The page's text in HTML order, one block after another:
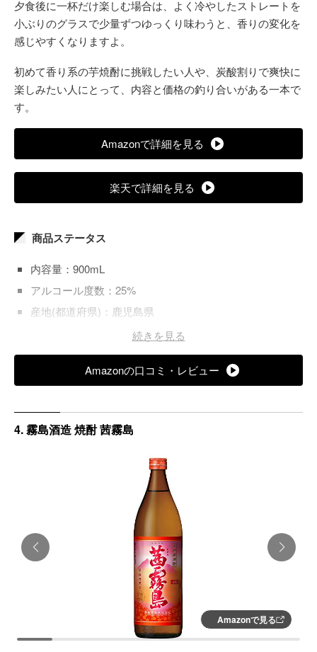
夕食後に一杯だけ楽しむ場合は、よく冷やしたストレートを
小ぶりのグラスで少量ずつゆっくり味わうと、香りの変化を
感じやすくなりますよ。
初めて香り系の芋焼酎に挑戦したい人や、炭酸割りで爽快に
楽しみたい人にとって、内容と価格の釣り合いがある一本で
す。
Amazonで詳細を見る
楽天で詳細を見る
商品ステータス
内容量：900mL
アルコール度数：25%
産地(都道府県)：鹿児島県
おすすめの飲み方：炭酸割り、ロック
原材料：記載なし
続きを見る
Amazonの口コミ・レビュー
4. 霧島酒造 焼酎 茜霧島
Amazonで見る